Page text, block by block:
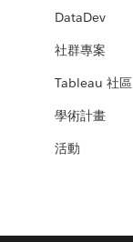
DataDev
社群專案
Tableau 社區
學術計畫
活動